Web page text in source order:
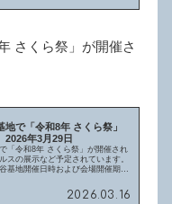
さくら祭」が開催さ
地で「令和8年 さくら祭」
2026年3月29日
「令和8年 さくら祭」が開催され
スの展示など予定されています。
基地開催日時および会場開催期
2026.03.16